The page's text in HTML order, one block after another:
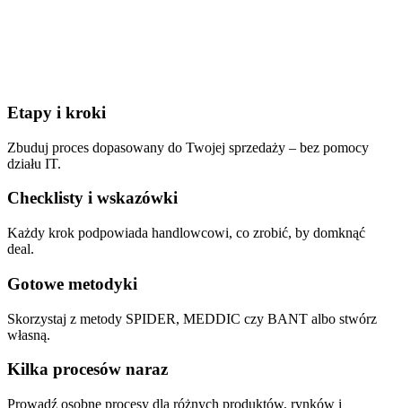
Etapy i kroki
Zbuduj proces dopasowany do Twojej sprzedaży – bez pomocy
działu IT.
Checklisty i wskazówki
Każdy krok podpowiada handlowcowi, co zrobić, by domknąć
deal.
Gotowe metodyki
Skorzystaj z metody SPIDER, MEDDIC czy BANT albo stwórz
własną.
Kilka procesów naraz
Prowadź osobne procesy dla różnych produktów, rynków i